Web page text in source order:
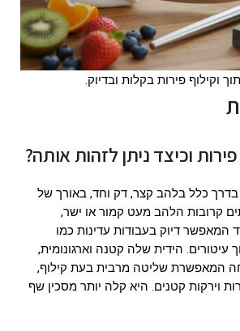
וקילוף פירות בקלות ובדיוק.
וכיצד ניתן לזהות אותה?
בדרך כלל בלהב קצר, דק וחד, באורך של
לעיתים קרובות הלהב מעט קמור או ישר,
המאפשר דיוק בעבודות עדינות כמו
עיטורים. הידית שלה קטנה וארגונומית,
המאפשרת שליטה מרבית בעת קילוף,
וירקות קטנים. היא קלה יותר מסכין שף